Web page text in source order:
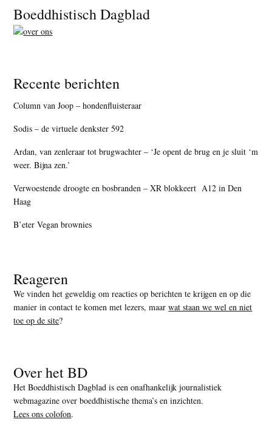
Footer
Boeddhistisch Dagblad
Recente berichten
Column van Joop – hondenfluisteraar
Sodis – de virtuele denkster 592
Ardan, van zenleraar tot brugwachter – ‘Je opent de brug en je sluit ‘m
weer. Bijna zen.’
Verwoestende droogte en bosbranden – XR blokkeert A12 in Den
Haag
B’eter Vegan brownies
Reageren
We vinden het geweldig om reacties op berichten te krijgen en op die
manier in contact te komen met lezers, maarwat staan we wel en niet
toe op de site?
Over het BD
Het Boeddhistisch Dagblad is een onafhankelijk journalistiek
webmagazine over boeddhistische thema’s en inzichten.
Lees ons colofon.